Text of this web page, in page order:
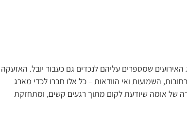
שמספרים עליהם לנכדים גם כעבור יובל. האזעקה
השמועות ואי הוודאות – כל אלו חברו לכדי מארג
של אומה שיודעת לקום מתוך רגעים קשים, ומתחזקת